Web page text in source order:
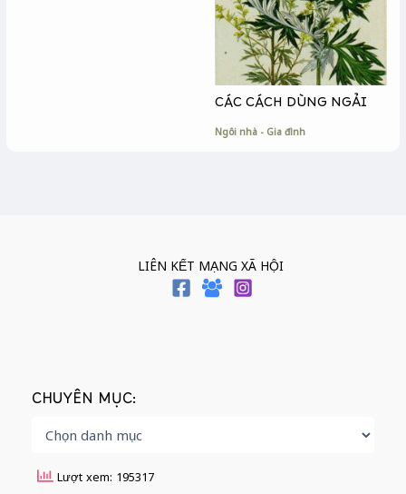
CÁC CÁCH DÙNG NGẢI
Ngôi nhà - Gia đình
LIÊN KẾT MẠNG XÃ HỘI
CHUYÊN MỤC:
Lượt xem: 195317